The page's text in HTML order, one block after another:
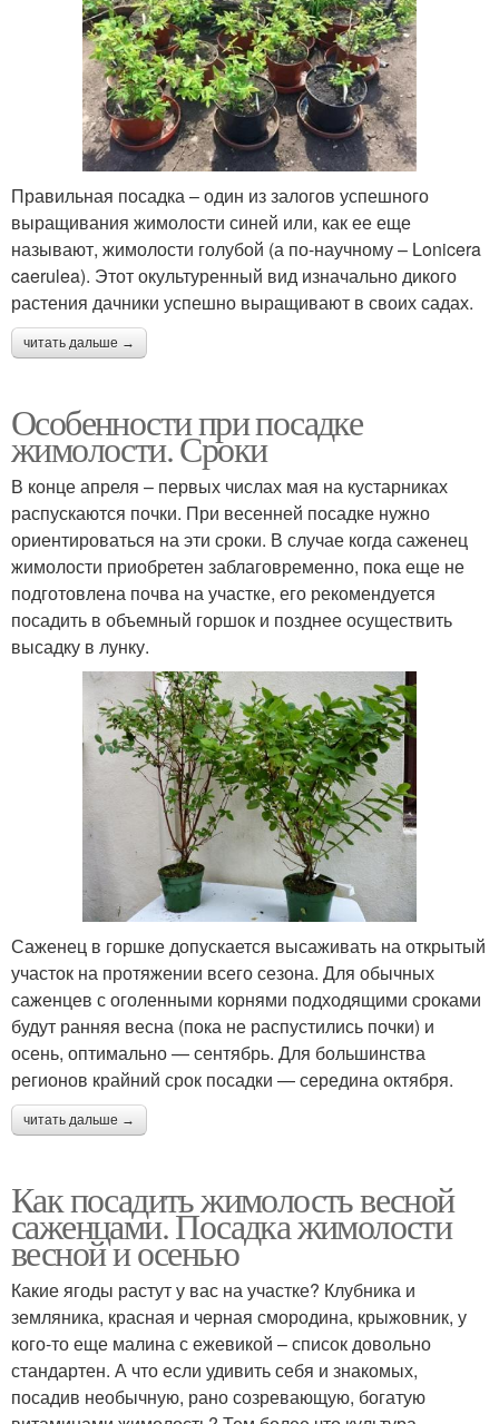
Правильная посадка – один из залогов успешного
выращивания жимолости синей или, как ее еще
называют, жимолости голубой (а по-научному – Lonicera
caerulea). Этот окультуренный вид изначально дикого
растения дачники успешно выращивают в своих садах.
читать дальше →
Особенности при посадке
жимолости. Сроки
В конце апреля – первых числах мая на кустарниках
распускаются почки. При весенней посадке нужно
ориентироваться на эти сроки. В случае когда саженец
жимолости приобретен заблаговременно, пока еще не
подготовлена почва на участке, его рекомендуется
посадить в объемный горшок и позднее осуществить
высадку в лунку.
Саженец в горшке допускается высаживать на открытый
участок на протяжении всего сезона. Для обычных
саженцев с оголенными корнями подходящими сроками
будут ранняя весна (пока не распустились почки) и
осень, оптимально — сентябрь. Для большинства
регионов крайний срок посадки — середина октября.
читать дальше →
Как посадить жимолость весной
саженцами. Посадка жимолости
весной и осенью
Какие ягоды растут у вас на участке? Клубника и
земляника, красная и черная смородина, крыжовник, у
кого-то еще малина с ежевикой – список довольно
стандартен. А что если удивить себя и знакомых,
посадив необычную, рано созревающую, богатую